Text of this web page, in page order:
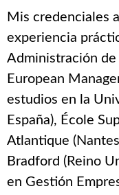
Mis credenciales
experiencia
Administración de
European
estudios en la
España), École
Atlantique
Bradford (Reino
en Gestión